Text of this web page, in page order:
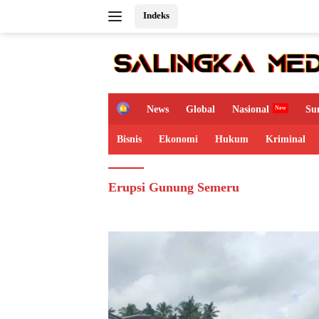
Indeks
H
m
e
News Global Nasional
Bisnis Ekonomi Hukum Kriminal
Erupsi Gunung Semeru